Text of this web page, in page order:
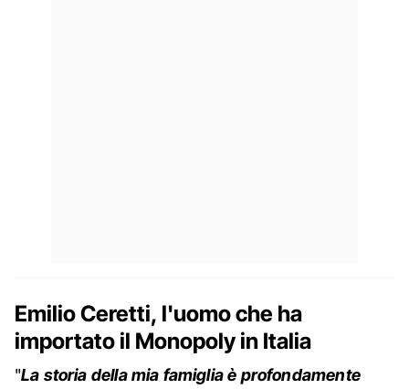
Emilio Ceretti, l'uomo che ha
importato il Monopoly in Italia
"La storia della mia famiglia è profondamente